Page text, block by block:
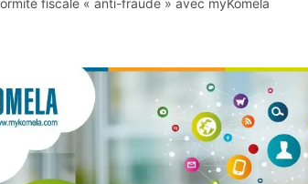
fiscale « anti-fraude » avec myKomela